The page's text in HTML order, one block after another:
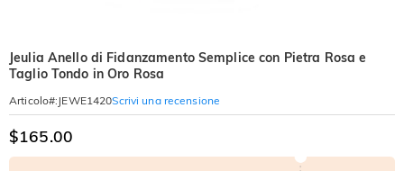
Jeulia Anello di Fidanzamento Semplice con Pietra Rosa e
Taglio Tondo in Oro Rosa
Articolo#: JEWE1420Scrivi una recensione
$165.00